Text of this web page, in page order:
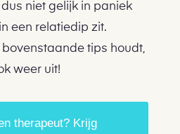
niet gelijk in paniek
een relatiedip zit.
tips houdt,
weer uit!
therapeut? Krijg